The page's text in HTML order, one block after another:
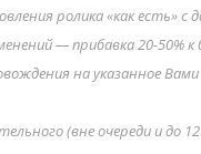
ролика «как есть» с
— прибавка 20-50% к
на указанное
(вне очереди и до